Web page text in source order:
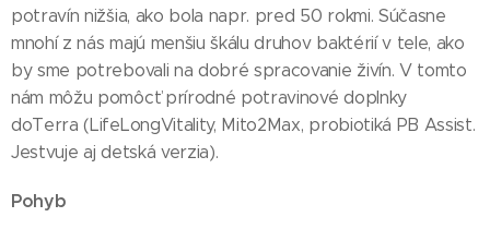
potravín nižšia, ako bola napr. pred 50 rokmi. Súčasne
mnohí z nás majú menšiu škálu druhov baktérií v tele, ako
by sme potrebovali na dobré spracovanie živín. V tomto
nám môžu pomôcť prírodné potravinové doplnky
doTerra (LifeLongVitality, Mito2Max, probiotiká PB Assist.
Jestvuje aj detská verzia).
Pohyb